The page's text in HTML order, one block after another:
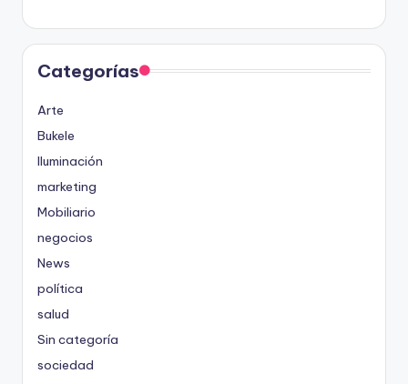
Categorías
Arte
Bukele
Iluminación
marketing
Mobiliario
negocios
News
política
salud
Sin categoría
sociedad